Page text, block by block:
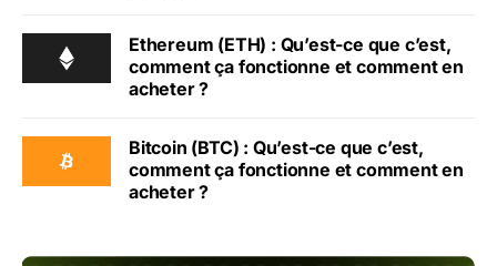
Ethereum (ETH) : Qu’est-ce que c’est,
comment ça fonctionne et comment en
acheter ?
Bitcoin (BTC) : Qu’est-ce que c’est,
comment ça fonctionne et comment en
acheter ?